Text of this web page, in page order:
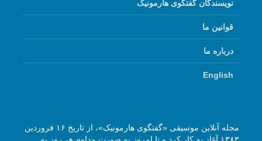
نویسندگان گفتگوی هارمونیک
قوانین ما
درباره ما
English
مجله آنلاین موسیقی «گفتگوی هارمونیک»، از تاریخ ۱۶ فروردین